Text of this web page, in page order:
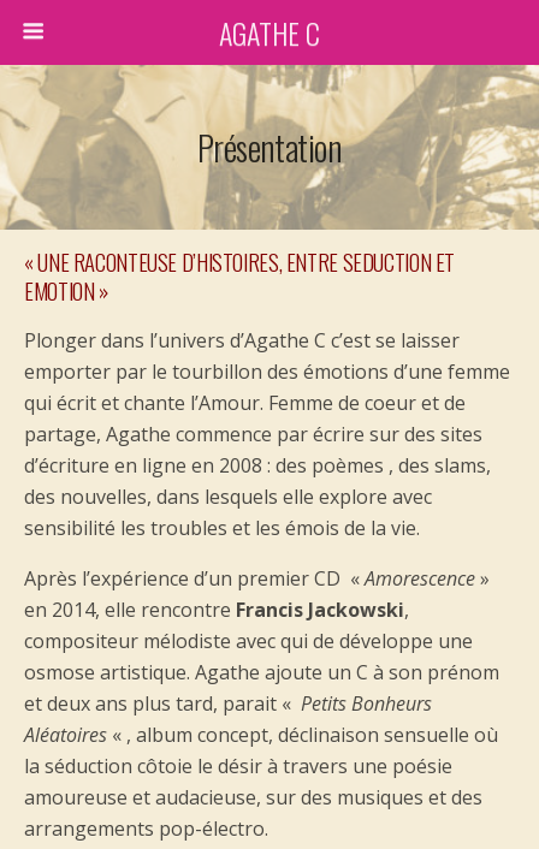
AGATHE C
Présentation
« UNE RACONTEUSE D’HISTOIRES, ENTRE SEDUCTION ET
EMOTION »
Plonger dans l’univers d’Agathe C c’est se laisser
emporter par le tourbillon des émotions d’une femme
qui écrit et chante l’Amour. Femme de coeur et de
partage, Agathe commence par écrire sur des sites
d’écriture en ligne en 2008 : des poèmes , des slams,
des nouvelles, dans lesquels elle explore avec
sensibilité les troubles et les émois de la vie.
Après l’expérience d’un premier CD «Amorescence»
en 2014, elle rencontre Francis Jackowski,
compositeur mélodiste avec qui de développe une
osmose artistique. Agathe ajoute un C à son prénom
et deux ans plus tard, parait « Petits Bonheurs
Aléatoires « , album concept, déclinaison sensuelle où
la séduction côtoie le désir à travers une poésie
amoureuse et audacieuse, sur des musiques et des
arrangements pop-électro.